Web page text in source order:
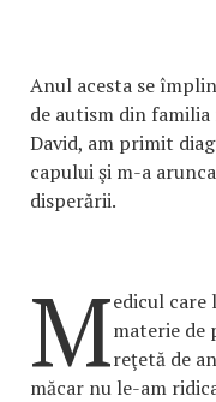
Anul acesta se
de autism din familia
David, am primit
capului şi m-a
disperării.
Medicul
materie
reţetă de
măcar nu le-am